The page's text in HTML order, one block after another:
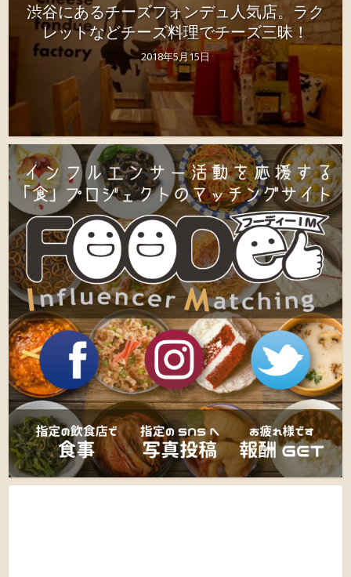
渋谷にあるチーズフォンデュ人気店。ラク
レットなどチーズ料理でチーズ三昧！
2018年5月15日